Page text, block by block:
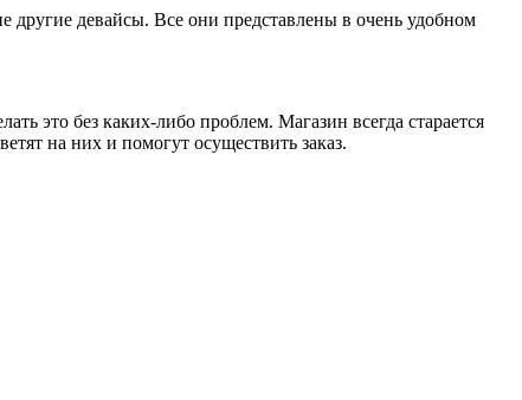
девайсы. Все они представлены в очень удобном
это без каких-либо проблем. Магазин всегда старается
на них и помогут осуществить заказ.